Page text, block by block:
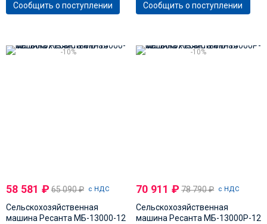
Сообщить о поступлении Сообщить о поступлении
-10%
58 581 ₽ 65 090₽ с НДС
Сельскохозяйственная
машина Ресанта МБ-13000-12
-10%
70 911₽78 790₽ с НДС
Сельскохозяйственная
машина Ресанта МБ-13000P-12